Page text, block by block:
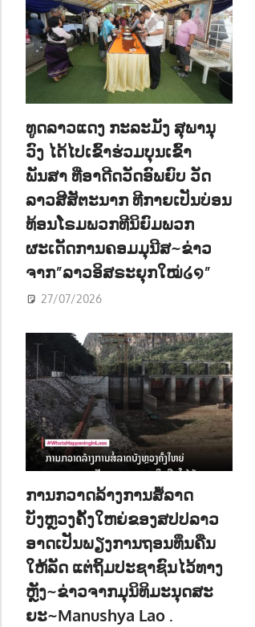
ທູດລາວແດງ ກະລະມັງ ສຸພານຸ
ວົງ ໄດ້ໄປເຂົ້າຮ່ວມບຸນເຂົ້າ
ພັນສາ ທີ່ອາດີດວັດອົພຍົບ ວັດ
ລາວສີສັຕະນາກ ທີກາຍເປັນບ່ອນ
ທ້ອນໂຣມພວກທີນິຍົມພວກ
ຜະເດັດການຄອມມຸນີສ~ຂ່າວ
ຈາກ”ລາວອິສຣະຍຸກໃໝ່໒໑”
27/07/2026
ການກວາດລ້າງການສໍ້ລາດ
ບັງຫຼວງຄັ້ງໃຫຍ່ຂອງສປປລາວ
ອາດເປັນພຽງການຖອນທຶນຄືນ
ໃຫ້ລັດ ແຕ່ຖິ້ມປະຊາຊົນໄວ້ທາງ
ຫຼັງ~ຂ່າວຈາກມຸນິທິມະນຸດສະ
ຍະ~Manushya Lao .